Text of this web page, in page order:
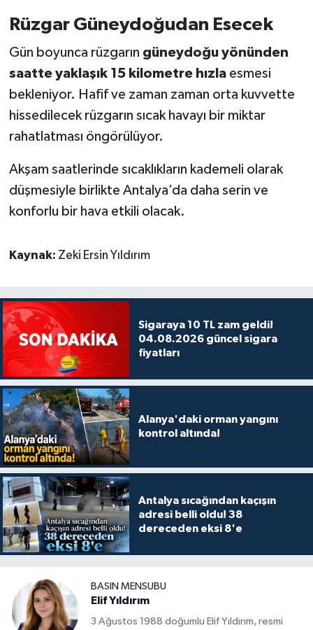
Rüzgar Güneydoğudan Esecek
Gün boyunca rüzgarın güneydoğu yönünden
saatte yaklaşık 15 kilometre hızlaesmesi
bekleniyor. Hafif ve zaman zaman orta kuvvette
hissedilecek rüzgarın sıcak havayı bir miktar
rahatlatması öngörülüyor.
Akşam saatlerinde sıcaklıkların kademeli olarak
düşmesiyle birlikte Antalya’da daha serin ve
konforlu bir hava etkili olacak.
Kaynak: Zeki Ersin Yıldırım
Sigaraya 10 TL zam geldi!
04.08.2026 güncel sigara
fiyatları
Alanya'daki orman yangını
kontrol altında!
Antalya sıcağından kaçışın
adresi belli oldu! 38
dereceden eksi 8'e
BASIN MENSUBU
Elif Yıldırım
3 Ağustos 1988 doğumlu Elif Yıldırım, resmi